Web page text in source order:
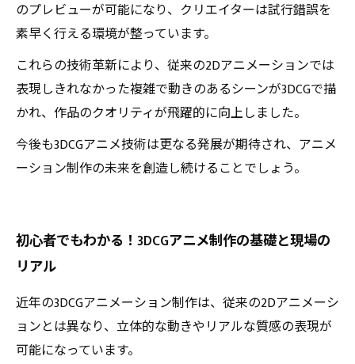
のプレビューが可能になり、クリエイターは試行錯誤を
素早く行える環境が整っています。
これらの技術革新により、従来の2Dアニメーションでは
表現しきれなかった複雑で動きのあるシーンが3DCGで描
かれ、作品のクオリティが飛躍的に向上しました。
今後も3DCGアニメ技術は更なる発展が期待され、アニメ
ーション制作の未来を創造し続けることでしょう。
初心者でもわかる！3DCGアニメ制作の基礎と現場の
リアル
近年の3DCGアニメーション制作は、従来の2Dアニメーシ
ョンとは異なり、立体的な動きやリアルな質感の表現が
可能になっています。